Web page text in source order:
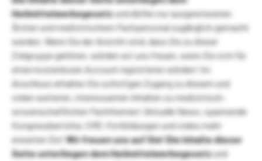
Heilmittelwerbegesetzund dürfen nur ausgewiesenen
Ärzten und medizinischem Fachpersonal zugänglich gemacht
werden. Wenn Sie der Ansicht sind, dass Sie zu dieser
Zielgruppe gehören, würden wir uns freuen, wenn Sie sich für
einen kostenlosen Account registrieren würden! Im
Anschluss erhalten Sie sofortigen Zugang zu diesem und
vielen weiteren, interessanten Inhalten zu medizinisch-
wissenschaftlichen Fachthemen! Aktuelle News, spannende
Kongressberichte, CME-Fortbildungen und vieles mehr
erwarten Sie!Wir freuen uns auf Sie!Die Inhalte dieser
Seite unterliegen dem Heilmittelwerbegesetzund